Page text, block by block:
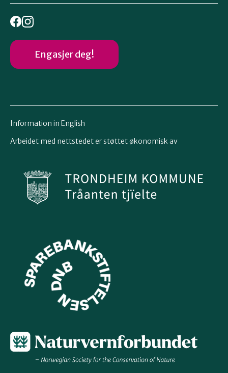
Engasjer deg!
Information in English
Arbeidet med nettstedet er støttet økonomisk av